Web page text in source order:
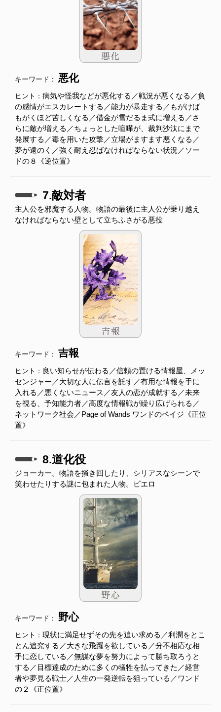
キーワード： 悪化
ヒント： 病気や怪我などが悪化する／戦況が悪くなる／負
の感情がエスカレートする／能力が暴走する／もがけば
もがくほど苦しくなる／借金が雪だるま式に増える／さ
らに敵が増える／ちょっとした喧嘩が、裁判沙汰にまで
発展する／毒を用いた攻撃／立場がますます悪くなる／
夢が遠のく／強く耐え忍ばなければならない状況／ソー
ドの８《逆位置》
7.敵対者
主人公を邪魔する人物。物語の最後に主人公が乗り越え
なければならない壁として立ちふさがる悪役
キーワード： 吉報
ヒント： 良い知らせが伝わる／信頼の置ける情報屋、メッ
センジャー／大切な人に伝言を託す／有用な情報を手に
入れる／悪くないニュース／友人の恋が成就する／未来
を視る、予知能力者／高度な情報戦が繰り広げられる／
ネットワーク社会／Page of Wands ワンドのペイジ《正位
置》
8.道化役
ジョーカー。物語を掻き回したり、シリアスなシーンで
笑わせたりする謎に包まれた人物。ピエロ
キーワード： 野心
ヒント： 現状に満足せずその先を追い求める／利潤をとこ
とん追究する／大きな飛躍を欲している／分不相応な相
手に恋している／無謀な夢を努力によって勝ち取ろうと
する／目標達成のために多くの犠牲を払ってきた／経営
者や夢見る戦士／人生の一発逆転を狙っている／ワンド
の２《正位置》